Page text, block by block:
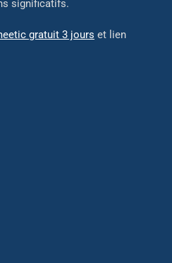
significatifs.
gratuit 3 jours et lien